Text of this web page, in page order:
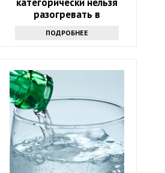
категорически нельзя
разогревать в
советы экспертов
ПОДРОБНЕЕ